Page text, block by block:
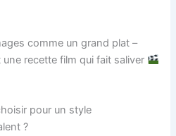
comme un grand plat –
recette film qui fait saliver
pour un style
?